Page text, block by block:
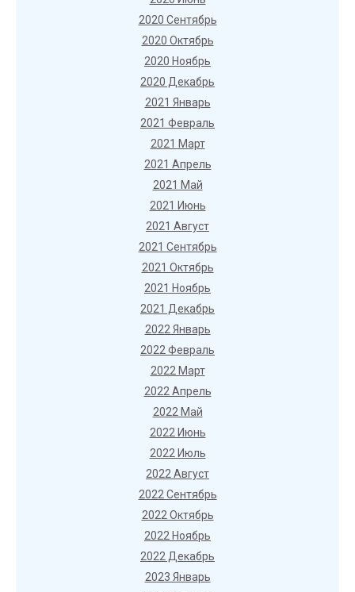
2020 Сентябрь
2020 Октябрь
2020 Ноябрь
2020 Декабрь
2021 Январь
2021 Февраль
2021 Март
2021 Апрель
2021 Май
2021 Июнь
2021 Август
2021 Сентябрь
2021 Октябрь
2021 Ноябрь
2021 Декабрь
2022 Январь
2022 Февраль
2022 Март
2022 Апрель
2022 Май
2022 Июнь
2022 Июль
2022 Август
2022 Сентябрь
2022 Октябрь
2022 Ноябрь
2022 Декабрь
2023 Январь